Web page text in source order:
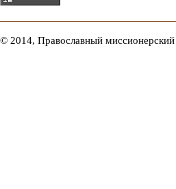
© 2014, Православный миссионерский